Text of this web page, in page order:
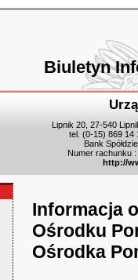
Biuletyn
Lipnik 20, 27-540
tel. (0-15) 869 14
Bank
Numer rachunku
http://
Informacja
Ośrodku
Ośrodka